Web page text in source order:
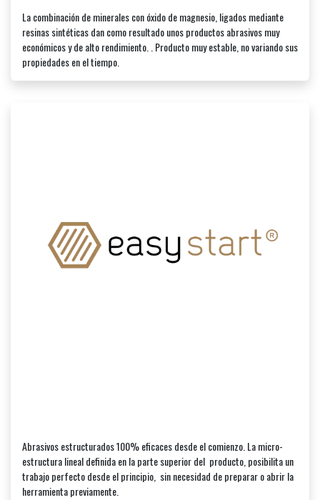
La combinación de minerales con óxido de magnesio, ligados mediante
resinas sintéticas dan como resultado unos productos abrasivos muy
económicos y de alto rendimiento. . Producto muy estable, no variando sus
propiedades en el tiempo.
Abrasivos estructurados 100% eficaces desde el comienzo. La micro-
estructura lineal definida en la parte superior del producto, posibilita un
trabajo perfecto desde el principio, sin necesidad de preparar o abrir la
herramienta previamente.